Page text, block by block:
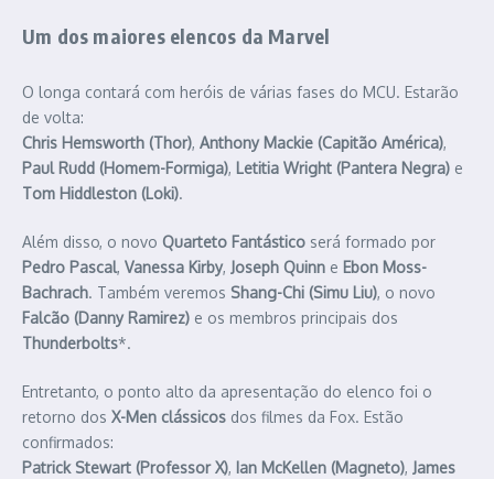
Um dos maiores elencos da Marvel
O longa contará com heróis de várias fases do MCU. Estarão
de volta:
Chris Hemsworth (Thor), Anthony Mackie (Capitão América),
Paul Rudd (Homem-Formiga), Letitia Wright (Pantera Negra) e
Tom Hiddleston (Loki).
Além disso, o novo Quarteto Fantástico será formado por
Pedro Pascal, Vanessa Kirby, Joseph Quinn e Ebon Moss-
Bachrach. Também veremos Shang-Chi (Simu Liu), o novo
Falcão (Danny Ramirez) e os membros principais dos
Thunderbolts*.
Entretanto, o ponto alto da apresentação do elenco foi o
retorno dos X-Men clássicos dos filmes da Fox. Estão
confirmados:
Patrick Stewart (Professor X), Ian McKellen (Magneto), James